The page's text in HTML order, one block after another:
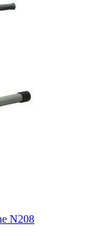
N208